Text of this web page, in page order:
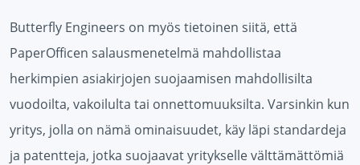
Butterfly Engineers on myös tietoinen siitä, että
PaperOfficen salausmenetelmä mahdollistaa
herkimpien asiakirjojen suojaamisen mahdollisilta
vuodoilta, vakoilulta tai onnettomuuksilta. Varsinkin kun
yritys, jolla on nämä ominaisuudet, käy läpi standardeja
ja patentteja, jotka suojaavat yritykselle välttämättömiä